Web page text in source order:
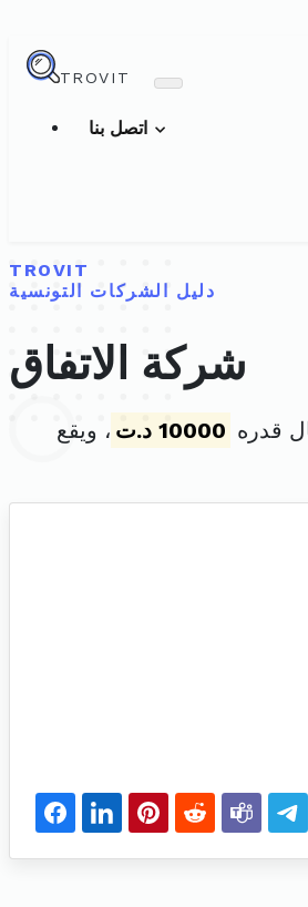
TROVIT
TROVIT
دليل الشركات التونسية
شركة الاتفاق
10000 د.ت
، ويقع